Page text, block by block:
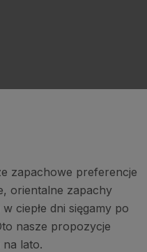
zapachowe preferencje
orientalne zapachy
ciepłe dni sięgamy po
nasze propozycje
lato.